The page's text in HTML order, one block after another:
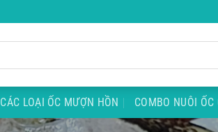
CÁC LOẠI ỐC MƯỢN HỒN COMBO NUÔI ỐC